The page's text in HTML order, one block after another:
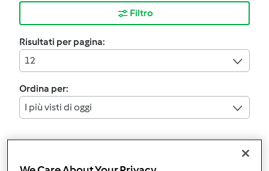
Filtro
Risultati per pagina:
12
Ordina per:
I più visti di oggi